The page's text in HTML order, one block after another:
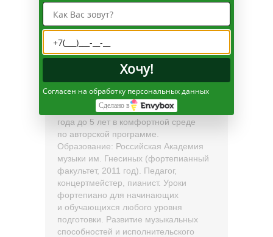
Ирина Маскеева
Сертифицированный педагог раннего
музыкального развития. Групповые
и индивидуальные занятия с детьми от 1
года до 5 лет в комфортной среде
по авторской программе.
Образование: Российская Академия
музыки им. Гнесиных (фортепианный
факультет, 2011 год). Педагог,
концертмейстер, пианист. Уроки
фортепиано для начинающих
и обучающихся любого уровня
подготовки. Развитие музыкальных
способностей и исполнительского
Хочу!
Согласен на обработку персональных данных
Сделано в